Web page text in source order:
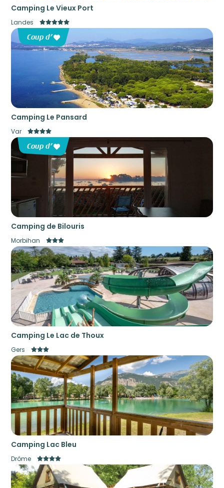
Camping Le Lac de Thoux
Gers
Camping Lac Bleu
Drôme
Camping Le Vieux Port
Landes
Camping Le Pansard
Var
Coup d’
Camping de Bilouris
Morbihan
Coup d’